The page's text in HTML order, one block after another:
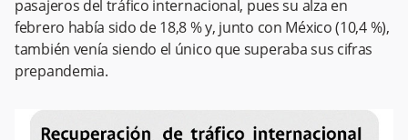
pasajeros del tráfico internacional, pues su alza en
febrero había sido de 18,8 % y, junto con México (10,4 %),
también venía siendo el único que superaba sus cifras
prepandemia.